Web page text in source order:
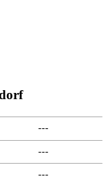
---
---
---